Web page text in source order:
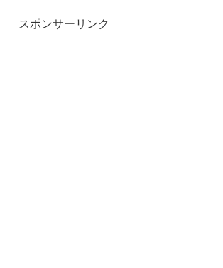
スポンサーリンク